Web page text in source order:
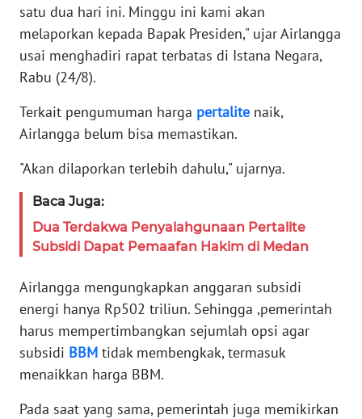
satu dua hari ini. Minggu ini kami akan
melaporkan kepada Bapak Presiden," ujar Airlangga
usai menghadiri rapat terbatas di Istana Negara,
Rabu (24/8).
Terkait pengumuman harga pertalite naik,
Airlangga belum bisa memastikan.
"Akan dilaporkan terlebih dahulu," ujarnya.
Baca Juga:
Dua Terdakwa Penyalahgunaan Pertalite
Subsidi Dapat Pemaafan Hakim di Medan
Airlangga mengungkapkan anggaran subsidi
energi hanya Rp502 triliun. Sehingga ,pemerintah
harus mempertimbangkan sejumlah opsi agar
subsidi BBM tidak membengkak, termasuk
menaikkan harga BBM.
Pada saat yang sama, pemerintah juga memikirkan
TENTANG
KAMI
MEDIA
REDAKSI
DISCLAIMER
News
Regional
WN
SUMUT
WN